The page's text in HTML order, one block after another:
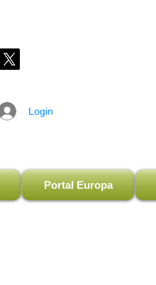
Login
Portal Europa